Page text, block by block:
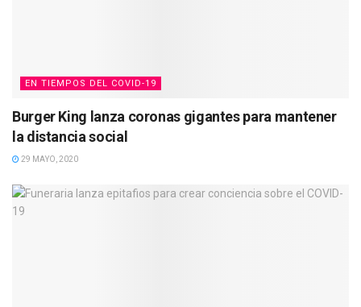
EN TIEMPOS DEL COVID-19
Burger King lanza coronas gigantes para mantener
la distancia social
29 MAYO, 2020